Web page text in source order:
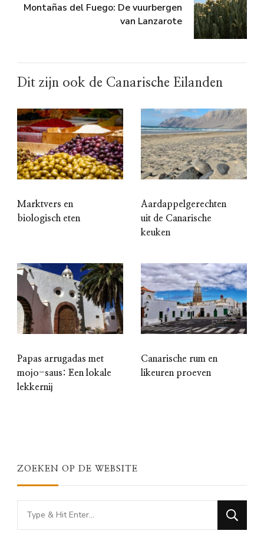
Montañas del Fuego: De vuurbergen
van Lanzarote
Dit zijn ook de Canarische Eilanden
Marktvers en
biologisch eten
Aardappelgerechten
uit de Canarische
keuken
Papas arrugadas met
mojo-saus: Een lokale
lekkernij
Canarische rum en
likeuren proeven
ZOEKEN OP DE WEBSITE
Looking
for